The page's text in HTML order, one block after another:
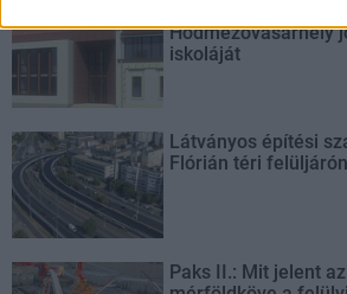
Hódmezővásárhely
iskoláját
Látványos építési
Flórián téri felüljárón
Paks II.: Mit jelent